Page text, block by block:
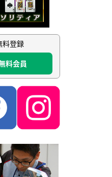
料登録
料会員